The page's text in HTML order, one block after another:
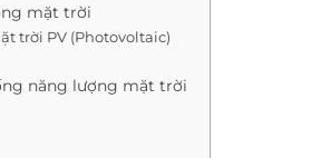
mặt trời
trời PV (Photovoltaic)
năng lượng mặt trời